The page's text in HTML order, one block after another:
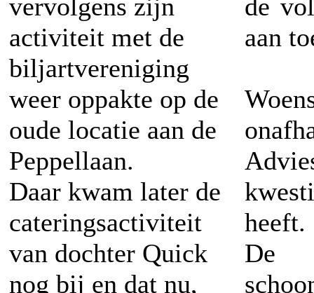
vervolgens zijn
activiteit met de
biljartvereniging
weer oppakte op de
oude locatie aan de
Peppellaan.
Daar kwam later de
cateringsactiviteit
van dochter Quick
nog bij en dat nu,
de
aan
heeft.
De